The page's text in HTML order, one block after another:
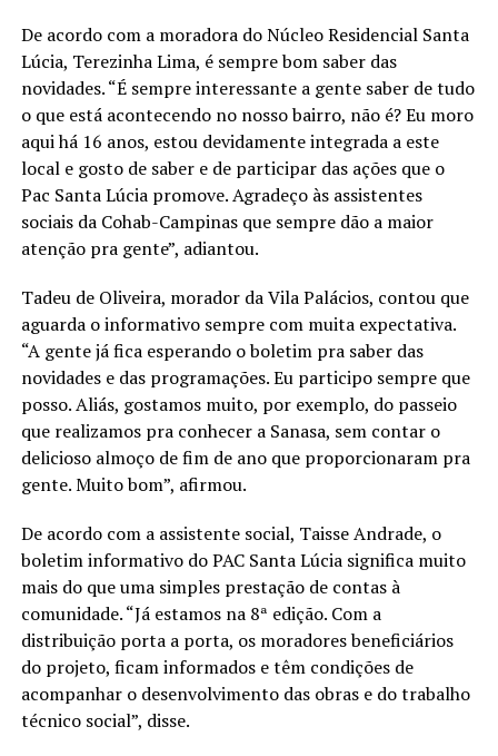
De acordo com a moradora do Núcleo Residencial Santa
Lúcia, Terezinha Lima, é sempre bom saber das
novidades. “É sempre interessante a gente saber de tudo
o que está acontecendo no nosso bairro, não é? Eu moro
aqui há 16 anos, estou devidamente integrada a este
local e gosto de saber e de participar das ações que o
Pac Santa Lúcia promove. Agradeço às assistentes
sociais da Cohab-Campinas que sempre dão a maior
atenção pra gente”, adiantou.
Tadeu de Oliveira, morador da Vila Palácios, contou que
aguarda o informativo sempre com muita expectativa.
“A gente já fica esperando o boletim pra saber das
novidades e das programações. Eu participo sempre que
posso. Aliás, gostamos muito, por exemplo, do passeio
que realizamos pra conhecer a Sanasa, sem contar o
delicioso almoço de fim de ano que proporcionaram pra
gente. Muito bom”, afirmou.
De acordo com a assistente social, Taisse Andrade, o
boletim informativo do PAC Santa Lúcia significa muito
mais do que uma simples prestação de contas à
comunidade. “Já estamos na 8ª edição. Com a
distribuição porta a porta, os moradores beneficiários
do projeto, ficam informados e têm condições de
acompanhar o desenvolvimento das obras e do trabalho
técnico social”, disse.